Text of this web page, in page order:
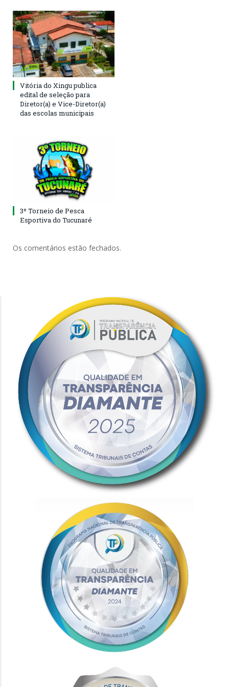
Vitória do Xingu publica
edital de seleção para
Diretor(a) e Vice-Diretor(a)
das escolas municipais
3º Torneio de Pesca
Esportiva do Tucunaré
Os comentários estão fechados.